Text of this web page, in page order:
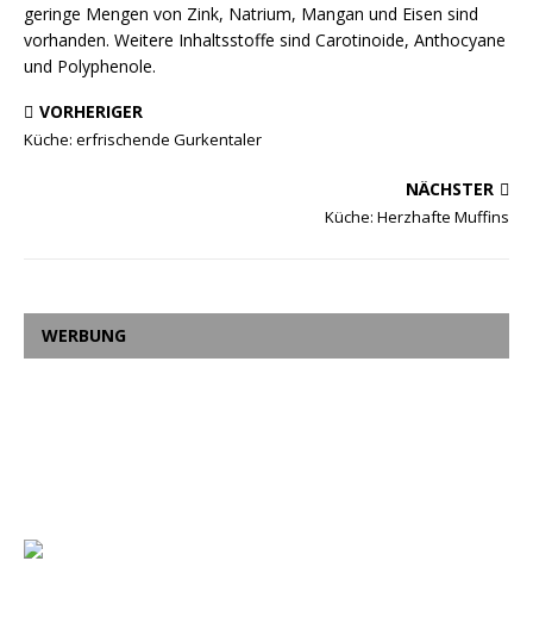
geringe Mengen von Zink, Natrium, Mangan und Eisen sind
vorhanden. Weitere Inhaltsstoffe sind Carotinoide, Anthocyane
und Polyphenole.
VORHERIGER
Küche: erfrischende Gurkentaler
NÄCHSTER
Küche: Herzhafte Muffins
WERBUNG